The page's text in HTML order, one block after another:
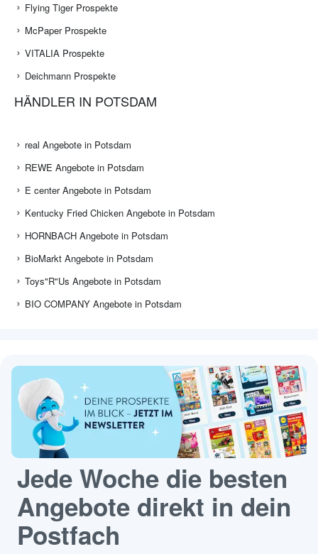
Flying Tiger Prospekte
McPaper Prospekte
VITALIA Prospekte
Deichmann Prospekte
HÄNDLER IN POTSDAM
real Angebote in Potsdam
REWE Angebote in Potsdam
E center Angebote in Potsdam
Kentucky Fried Chicken Angebote in Potsdam
HORNBACH Angebote in Potsdam
BioMarkt Angebote in Potsdam
Toys"R"Us Angebote in Potsdam
BIO COMPANY Angebote in Potsdam
Jede Woche die besten
Angebote direkt in dein
Postfach